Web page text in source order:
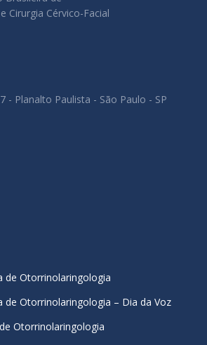
Cirurgia Cérvico-Facial
- Planalto Paulista - São Paulo - SP
de Otorrinolaringologia
de Otorrinolaringologia – Dia da Voz
Otorrinolaringologia